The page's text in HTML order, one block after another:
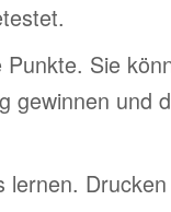
Sie
gewinnen und
lernen.